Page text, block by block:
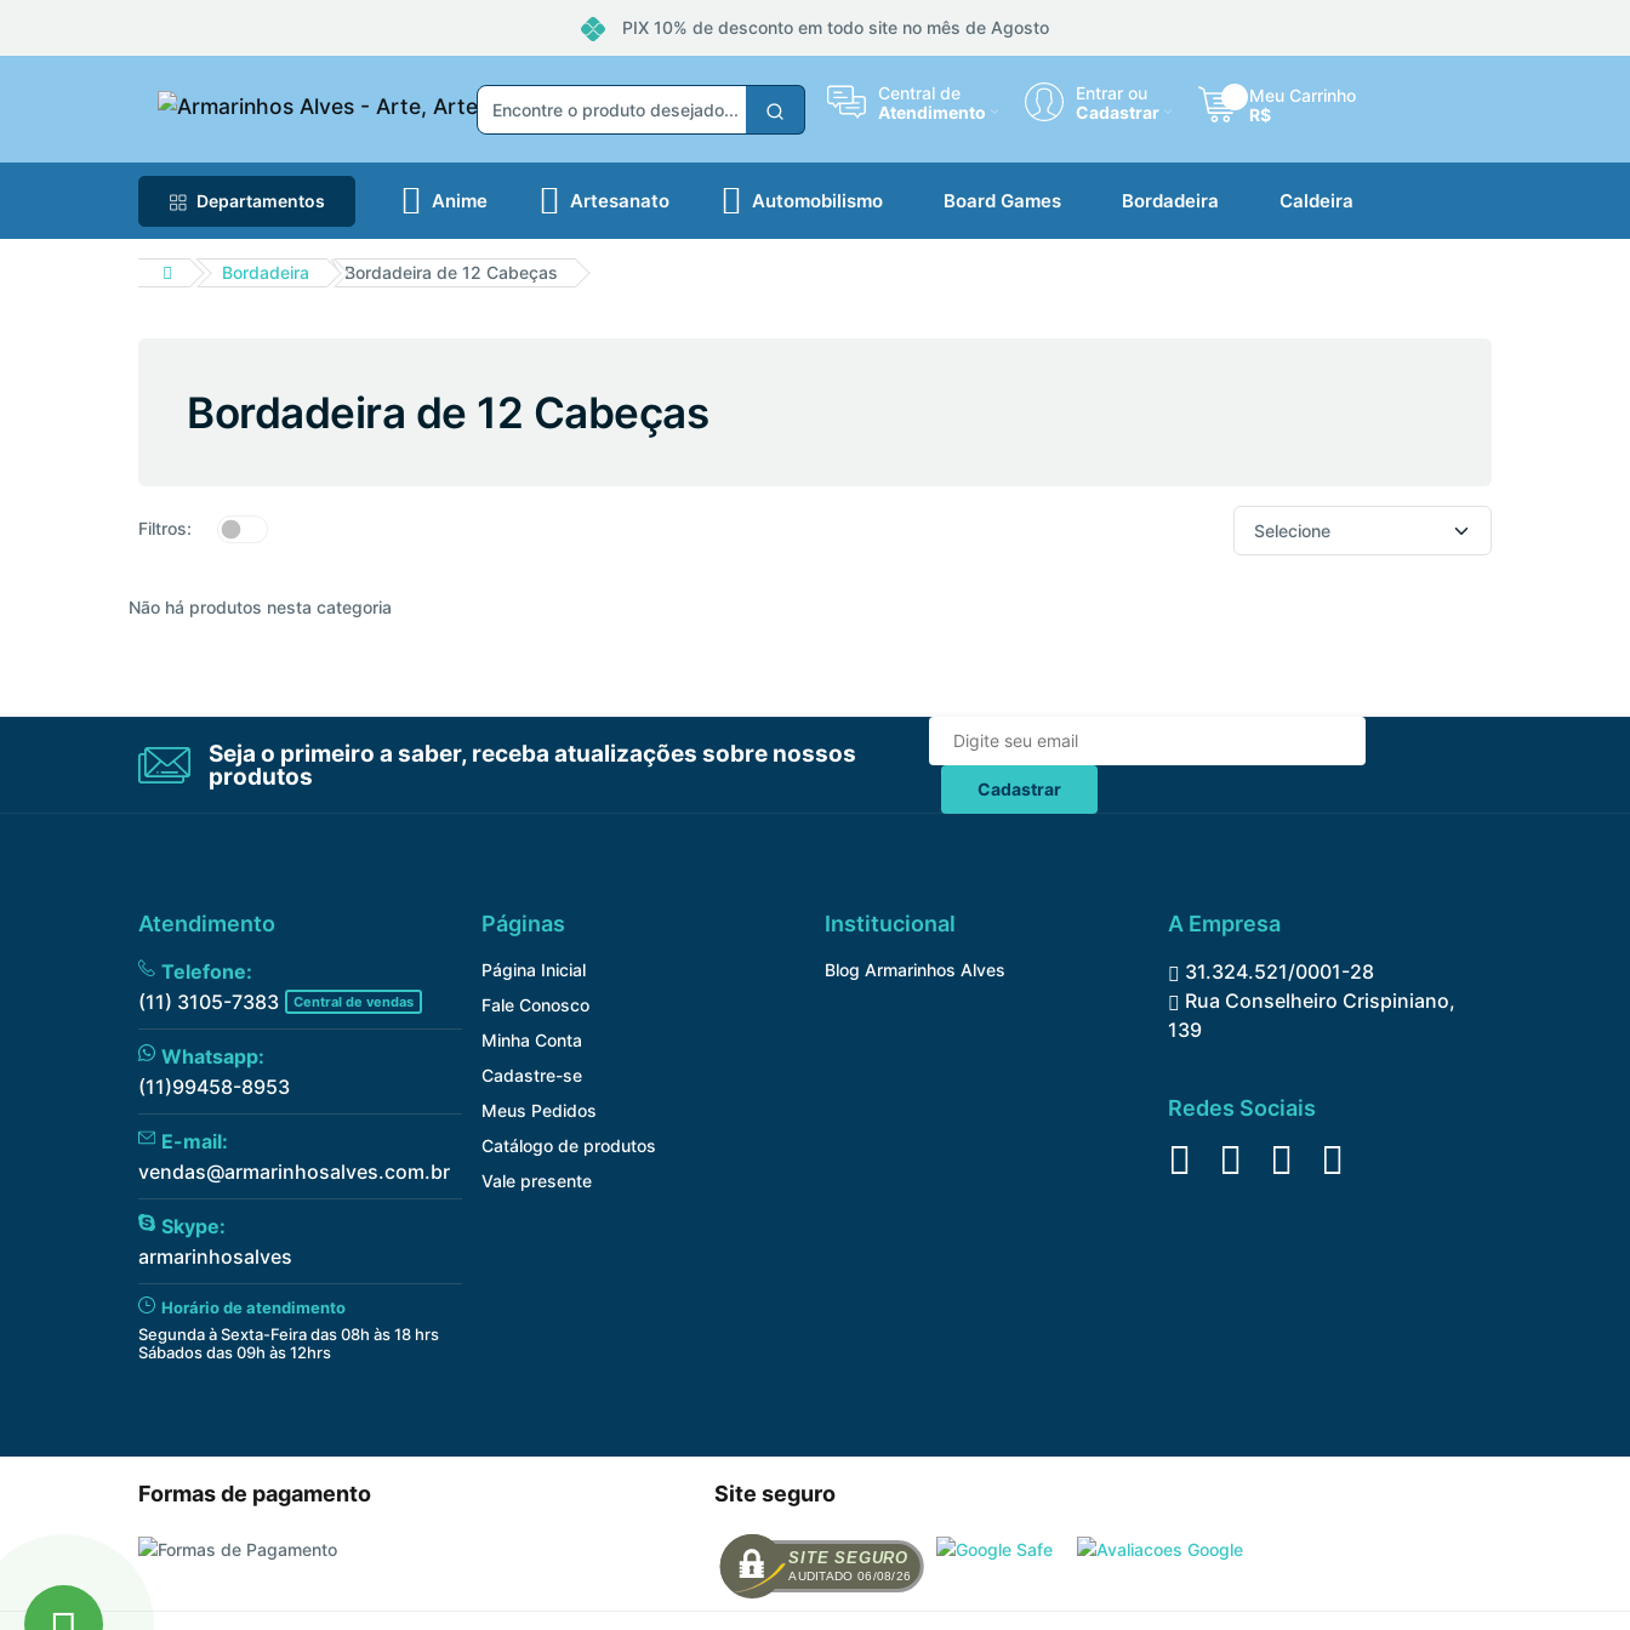
PIX 10% de desconto em todo site no mês de Agosto
Central de
Atendimento
Entrar ou
Cadastrar
Meu Carrinho
R$
Departamentos Anime Artesanato Automobilismo Board Games Bordadeira Caldeira
Bordadeira Bordadeira de 12 Cabeças
Bordadeira de 12 Cabeças
Filtros:
Não há produtos nesta categoria
Seja o primeiro a saber, receba atualizações sobre nossos
produtos
Cadastrar
Atendimento
Telefone:
(11) 3105-7383
Central de vendas
Whatsapp:
(11)99458-8953
E-mail:
vendas@armarinhosalves.com.br
Skype:
armarinhosalves
Horário de atendimento
Segunda à Sexta-Feira das 08h às 18 hrs
Sábados das 09h às 12hrs
Páginas
Página Inicial
Fale Conosco
Minha Conta
Cadastre-se
Meus Pedidos
Catálogo de produtos
Vale presente
Institucional
Blog Armarinhos Alves
A Empresa
31.324.521/0001-28
Rua Conselheiro Crispiniano,
139
Redes Sociais
Formas de pagamento Site seguro
SITE SEGURO
AUDITADO 06/08/26